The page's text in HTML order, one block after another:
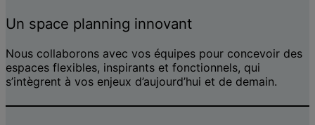
Un space planning innovant
Nous collaborons avec vos équipes pour concevoir des
espaces flexibles, inspirants et fonctionnels, qui
s’intègrent à vos enjeux d’aujourd’hui et de demain.